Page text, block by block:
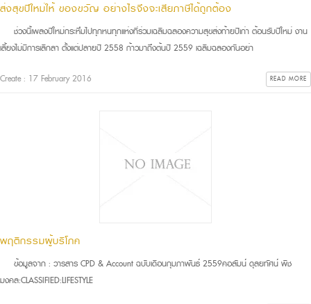
ส่งสุขปีใหม่ให้ ของขวัญ อย่างไรจึงจะเสียภาษีได้ถูกต้อง
ช่วงนี้เพลงปีใหม่กระหึ่มไปทุกหนทุกแห่งที่ร่วมเฉลิมฉลองความสุขส่งท้ายปีเก่า ต้อนรับปีใหม่ งาน
เลี้ยงไม่มีการเลิกลา ตั้งแต่ปลายปี 2558 ก้าวมาถึงต้นปี 2559 เฉลิมฉลองกันอย่า
Create : 17 February 2016 READ MORE
พฤติกรรมผู้บริโภค
ข้อมูลจาก : วารสาร CPD & Account ฉบับเดือนกุมภาพันธ์ 2559คอลัมน์ ดุลยทัศน์ พืช
มงคล:CLASSIFIED:LIFESTYLE